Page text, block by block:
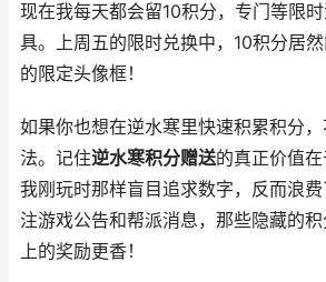
现在我每天都会留10积分，专门等限
具。上周五的限时兑换中，10积分居
的限定头像框！
如果你也想在逆水寒里快速积累积分
法。记住逆水寒积分赠送的真正价值
我刚玩时那样盲目追求数字，反而浪
注游戏公告和帮派消息，那些隐藏的
上的奖励更香！